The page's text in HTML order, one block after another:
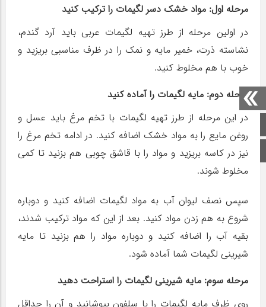
صفحه اصلی
اینستاگرام
مرحله اول: مواد خشک دسر لگیمات را ترکیب کنید
در اولین مرحله از طرز تهیه لگیمات عربی باید آرد گندم،
نشاسته ذرت، خمیر مایه و نمک را در ظرف مناسبی بریزید و
خوب با هم مخلوط کنید.
مرحله دوم: مایه لگیمات را آماده کنید
در این مرحله از طرز تهیه لگیمات با تخم مرغ باید عسل و
روغن مایع را به مواد خشک اضافه کنید. در ادامه تخم مرغ را
نیز در کاسه بریزید و مواد را با قاشق چوبی هم بزنید تا کمی
مخلوط شوند.
سپس نصف لیوان آب به مواد لگیمات اضافه کنید و دوباره
شروع به هم زدن مواد کنید. بعد از این که مواد ترکیب شدند،
بقیه آب را اضافه کنید و دوباره مواد را هم بزنید تا مایه
شیرینی لگیمات شما آماده شود.
مرحله سوم: مایه شیرینی لگیمات را استراحت دهید
روی ظرف مایه لگیمات را با سلفون بپوشانید و آن را حداقل